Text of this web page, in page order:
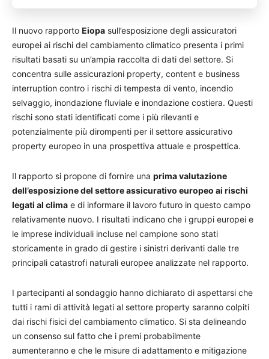
Il nuovo rapporto Eiopa sull’esposizione degli assicuratori
europei ai rischi del cambiamento climatico presenta i primi
risultati basati su un’ampia raccolta di dati del settore. Si
concentra sulle assicurazioni property, content e business
interruption contro i rischi di tempesta di vento, incendio
selvaggio, inondazione fluviale e inondazione costiera. Questi
rischi sono stati identificati come i più rilevanti e
potenzialmente più dirompenti per il settore assicurativo
property europeo in una prospettiva attuale e prospettica.
Il rapporto si propone di fornire una prima valutazione
dell’esposizione del settore assicurativo europeo ai rischi
legati al clima e di informare il lavoro futuro in questo campo
relativamente nuovo. I risultati indicano che i gruppi europei e
le imprese individuali incluse nel campione sono stati
storicamente in grado di gestire i sinistri derivanti dalle tre
principali catastrofi naturali europee analizzate nel rapporto.
I partecipanti al sondaggio hanno dichiarato di aspettarsi che
tutti i rami di attività legati al settore property saranno colpiti
dai rischi fisici del cambiamento climatico. Si sta delineando
un consenso sul fatto che i premi probabilmente
aumenteranno e che le misure di adattamento e mitigazione